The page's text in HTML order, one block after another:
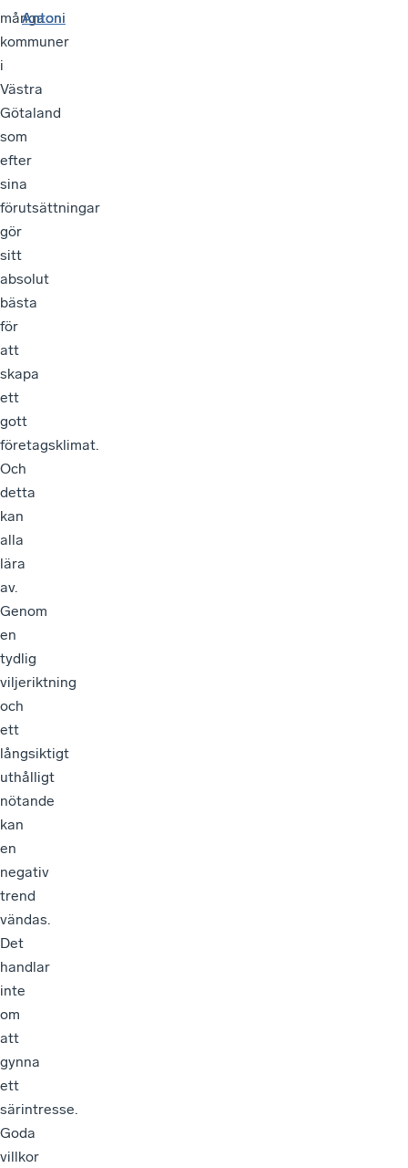
många
kommuner
i
Västra
Götaland
som
efter
sina
förutsättningar
gör
sitt
absolut
bästa
för
att
skapa
ett
gott
företagsklimat.
Och
detta
kan
alla
lära
av.
Genom
en
tydlig
viljeriktning
och
ett
långsiktigt
uthålligt
nötande
kan
en
negativ
trend
vändas.
Det
handlar
inte
om
att
gynna
ett
särintresse.
Goda
villkor
Antoni
Antoni